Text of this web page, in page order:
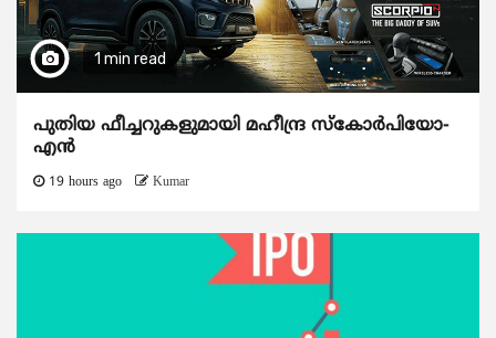
1 min read
പുതിയ ഫീച്ചറുകളുമായി മഹീന്ദ്ര സ്കോർപിയോ-
എൻ
19 hours ago Kumar